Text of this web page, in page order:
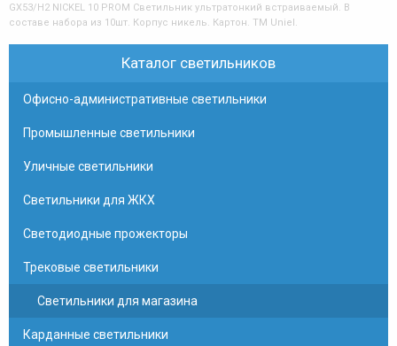
GX53/H2 NICKEL 10 PROM Светильник ультратонкий встраиваемый. В
составе набора из 10шт. Корпус никель. Картон. TM Uniel.
Каталог светильников
Офисно-административные светильники
Промышленные светильники
Уличные светильники
Светильники для ЖКХ
Светодиодные прожекторы
Трековые светильники
Светильники для магазина
Карданные светильники